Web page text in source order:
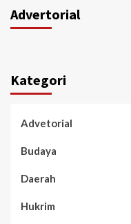
Advertorial
Kategori
Advetorial
Budaya
Daerah
Hukrim